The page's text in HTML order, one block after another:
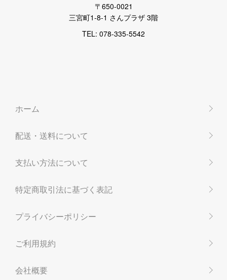
〒650-0021
三宮町1-8-1 さんプラザ 3階
TEL: 078-335-5542
ホーム
配送・送料について
支払い方法について
特定商取引法に基づく表記
プライバシーポリシー
ご利用規約
会社概要